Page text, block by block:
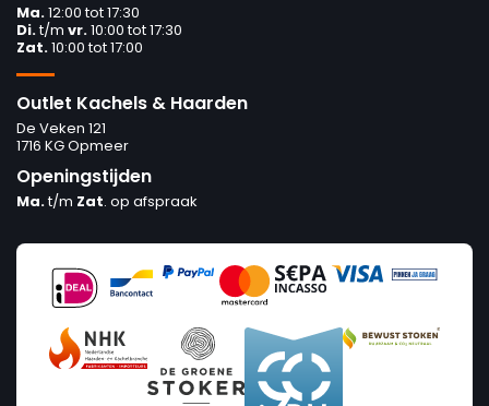
Ma.12:00 tot 17:30
Di.t/m vr.10:00 tot 17:30
Zat.10:00 tot 17:00
Outlet Kachels & Haarden
De Veken 121
1716 KG Opmeer
Openingstijden
Ma.t/m Zat. op afspraak